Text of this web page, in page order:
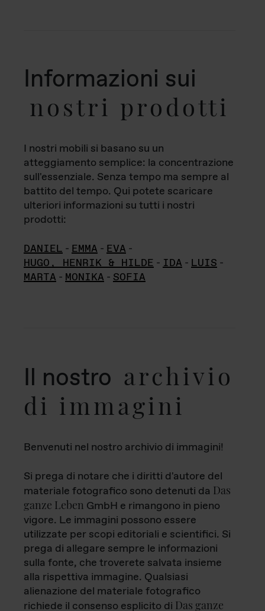
Informazioni sui
nostri prodotti
I nostri mobili si basano su un
atteggiamento semplice: la concentrazione
sull'essenziale. Senza tempo ma sempre al
battito del tempo. Qui potete scaricare
ulteriori informazioni su tutti i nostri
prodotti:
DANIEL - EMMA - EVA -
HUGO, HENRIK & HILDE - IDA - LUIS -
MARTA - MONIKA - SOFIA
Il nostro archivio
di immagini
Benvenuti nel nostro archivio di immagini!
Si prega di notare che i diritti d'autore del
materiale fotografico sono detenuti da Das
ganze Leben GmbH e rimangono in pieno
vigore. Le immagini possono essere
utilizzate per scopi editoriali e scientifici. Si
prega di allegare sempre le informazioni
sulla fonte, che troverete salvata insieme
alla rispettiva immagine. Qualsiasi
alienazione del materiale fotografico
richiede il consenso esplicito di Das ganze